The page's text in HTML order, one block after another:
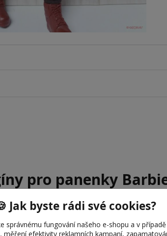
pro panenky
styl s našimi novými legínami
. Tyto legíny
sportovní set nebo elegantní kombinaci pod
Jak byste rádi své cookies?
správnému fungování našeho e-shopu a v
měření efektivity reklamních kampaní,